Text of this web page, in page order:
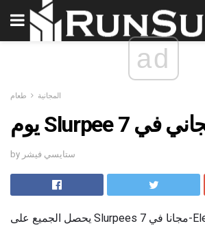
ad
المجانية طعام
by ستايسي فيشر